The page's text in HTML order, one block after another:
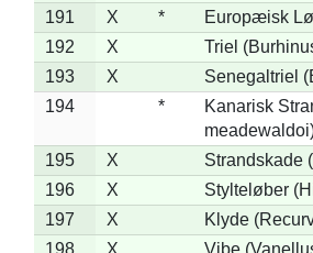
191
X *
Europæisk
192
X
Triel
193
X
Senegaltriel
194
*
Kanarisk
195
X
Strandskade
196
X
Stylteløber
197
X
Klyde
198
X
Vibe